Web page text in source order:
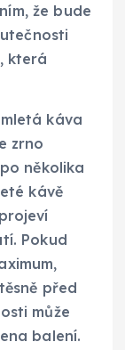
že bude
která
káva
zrno
několika
kávě
Pokud
před
může
balení.